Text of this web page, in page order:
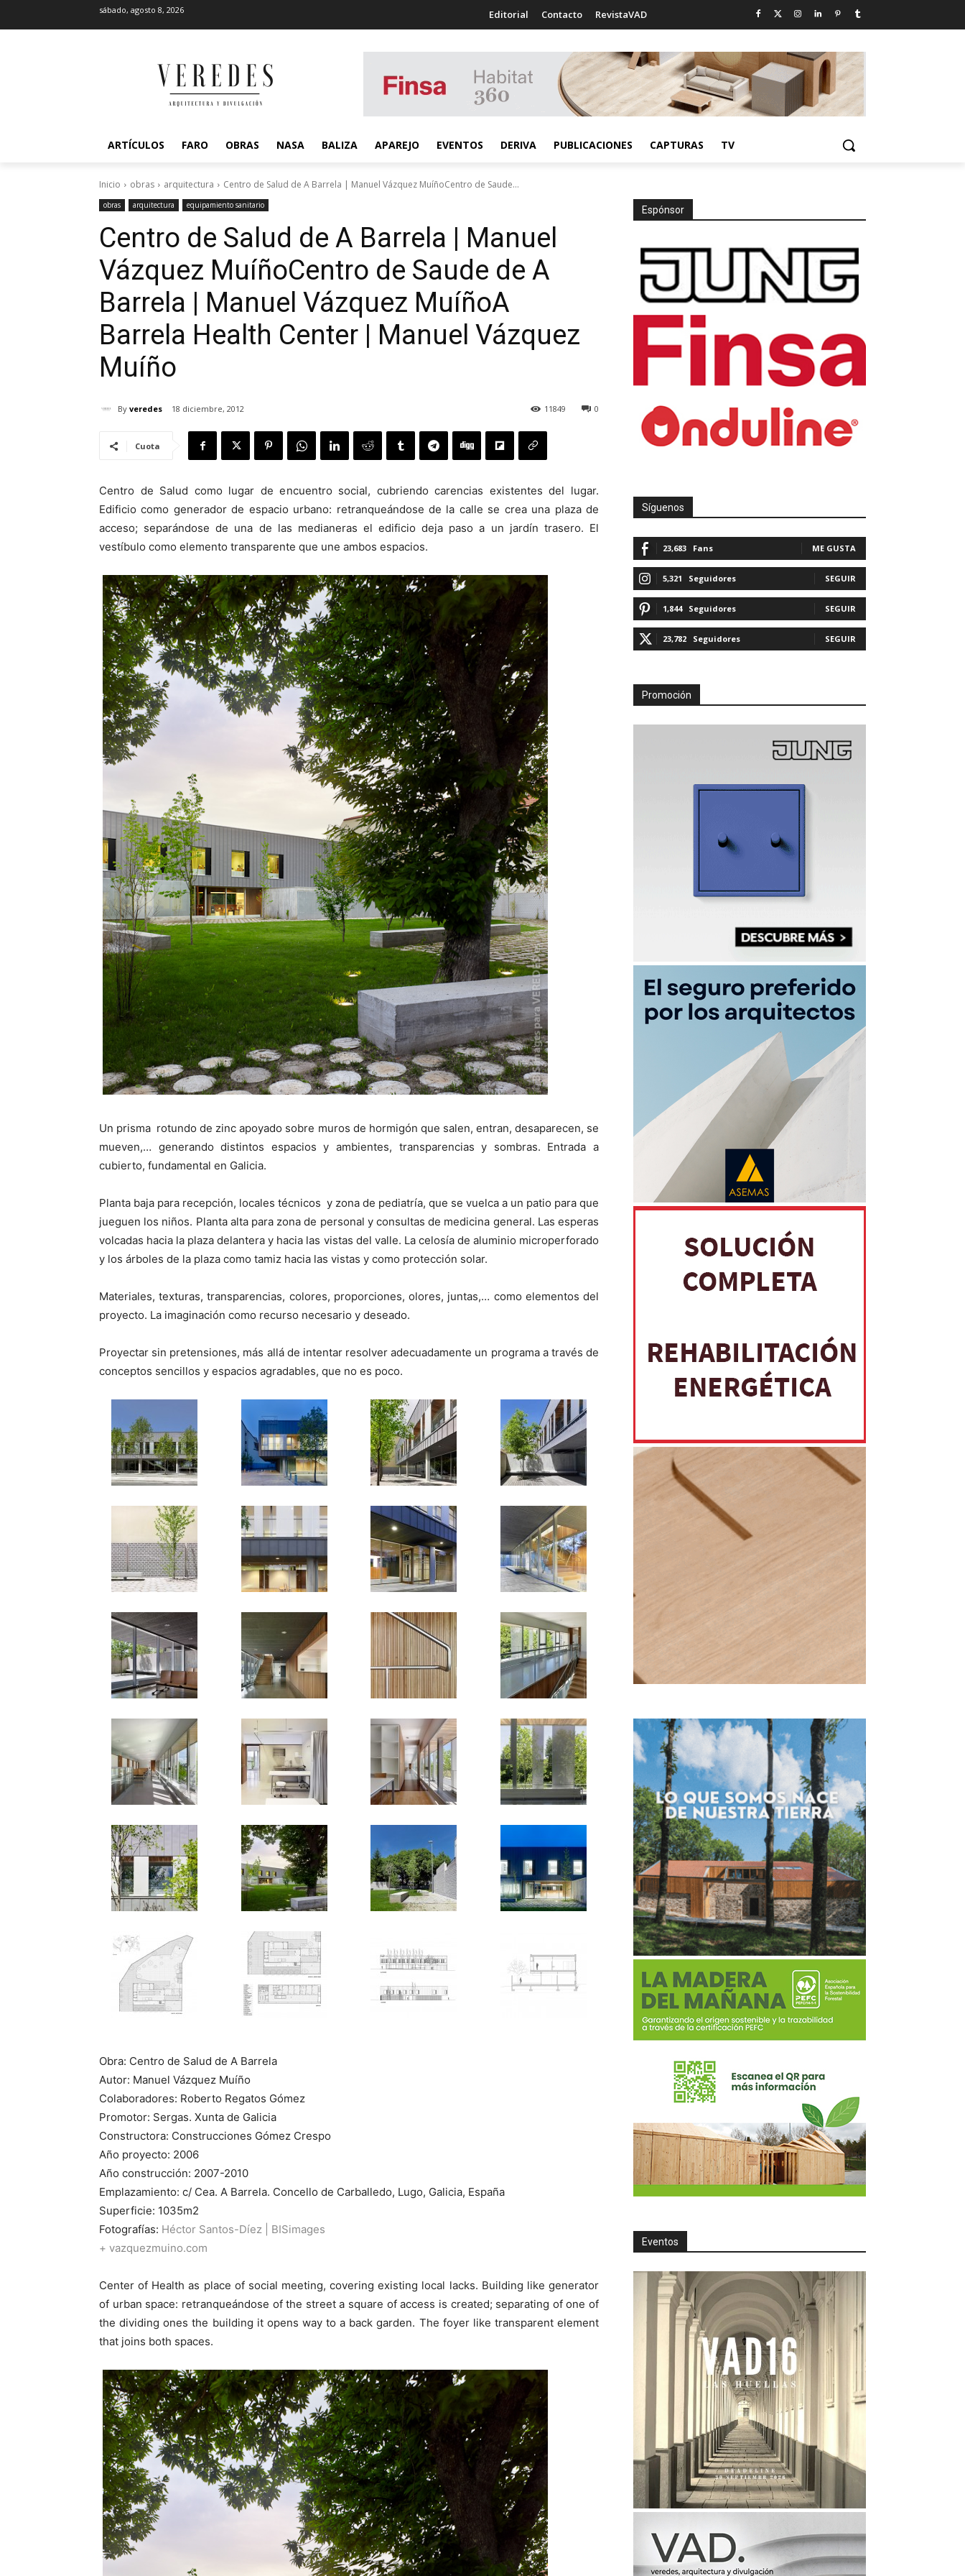
sábado, agosto 8, 2026 Editorial Contacto RevistaVAD
ARTÍCULOS FARO OBRAS NASA BALIZA APAREJO EVENTOS DERIVA PUBLICACIONES CAPTURAS TV
Inicio obras arquitectura Centro de Salud de A Barrela | Manuel Vázquez MuíñoCentro de Saude...
obras arquitectura equipamiento sanitario
Centro de Salud de A Barrela | Manuel
Vázquez MuíñoCentro de Saude de A
Barrela | Manuel Vázquez MuíñoA
Barrela Health Center | Manuel Vázquez
Muíño
By veredes 18 diciembre, 2012 0
11849
Cuota
Centro de Salud como lugar de encuentro social, cubriendo carencias existentes del lugar.
Edificio como generador de espacio urbano: retranqueándose de la calle se crea una plaza de
acceso; separándose de una de las medianeras el edificio deja paso a un jardín trasero. El
vestíbulo como elemento transparente que une ambos espacios.
Un prisma rotundo de zinc apoyado sobre muros de hormigón que salen, entran, desaparecen, se
mueven,… generando distintos espacios y ambientes, transparencias y sombras. Entrada a
cubierto, fundamental en Galicia.
Planta baja para recepción, locales técnicos y zona de pediatría, que se vuelca a un patio para que
jueguen los niños. Planta alta para zona de personal y consultas de medicina general. Las esperas
volcadas hacia la plaza delantera y hacia las vistas del valle. La celosía de aluminio microperforado
y los árboles de la plaza como tamiz hacia las vistas y como protección solar.
Materiales, texturas, transparencias, colores, proporciones, olores, juntas,… como elementos del
proyecto. La imaginación como recurso necesario y deseado.
Proyectar sin pretensiones, más allá de intentar resolver adecuadamente un programa a través de
conceptos sencillos y espacios agradables, que no es poco.
Obra: Centro de Salud de A Barrela
Autor: Manuel Vázquez Muíño
Colaboradores: Roberto Regatos Gómez
Promotor: Sergas. Xunta de Galicia
Constructora: Construcciones Gómez Crespo
Año proyecto: 2006
Año construcción: 2007-2010
Emplazamiento: c/ Cea. A Barrela. Concello de Carballedo, Lugo, Galicia, España
Superficie: 1035m2
Fotografías: Héctor Santos-Díez
BISimages
+ vazquezmuino.com
Center of Health as place of social meeting, covering existing local lacks. Building like generator
of urban space: retranqueándose of the street a square of access is created; separating of one of
the dividing ones the building it opens way to a back garden. The foyer like transparent element
that joins both spaces.
Espónsor
Síguenos
23,683 Fans ME GUSTA
5,321 Seguidores SEGUIR
1,844 Seguidores SEGUIR
23,782 Seguidores SEGUIR
Promoción
Eventos